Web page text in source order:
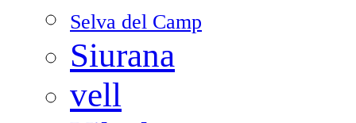
Selva del Camp
Siurana
vell